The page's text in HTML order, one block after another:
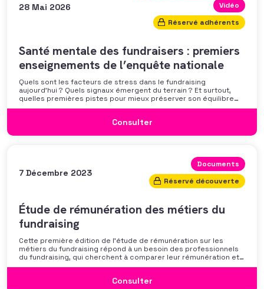
28 Mai 2026
Vidéo
Réservé adhérents
Santé mentale des fundraisers : premiers
enseignements de l’enquête nationale
Quels sont les facteurs de stress dans le fundraising
aujourd’hui ? Quels signaux émergent du terrain ? Et surtout,
quelles premières pistes pour mieux préserver son équilibre
professionnel ? L’AFF vous propose un webinaire pour découvrir
discussion autour des mécanismes
Consulter
7 Décembre 2023
Documents
Réservé découverte
Étude de rémunération des métiers du
fundraising
Cette première édition de l’étude de rémunération sur les
métiers du fundraising répond à un besoin des professionnels
du fundraising, qui cherchent à comparer leur rémunération et à
se positionner. Elle répond également à une préoccupation
des politiques salariales comme un enjeu majeur,
Consulter